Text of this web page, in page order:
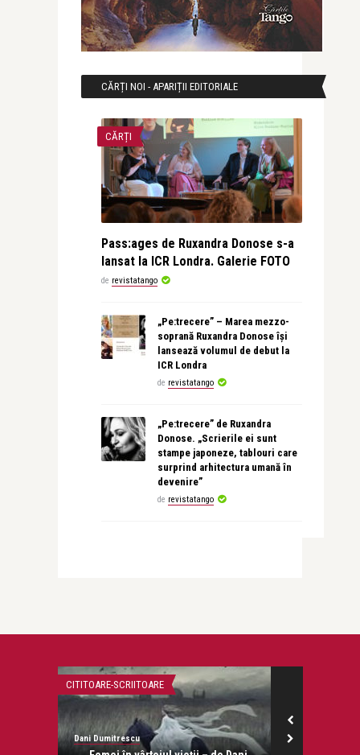
CĂRȚI NOI - APARIȚII EDITORIALE
CĂRȚI
Pass:ages de Ruxandra Donose s-a
lansat la ICR Londra. Galerie FOTO
de revistatango
„Pe:trecere” – Marea mezzo-
soprană Ruxandra Donose își
lansează volumul de debut la
ICR Londra
de revistatango
„Pe:trecere” de Ruxandra
Donose. „Scrierile ei sunt
stampe japoneze, tablouri care
surprind arhitectura umană în
devenire”
de revistatango
CITITOARE-SCRIITOARE
Dani Dumitrescu